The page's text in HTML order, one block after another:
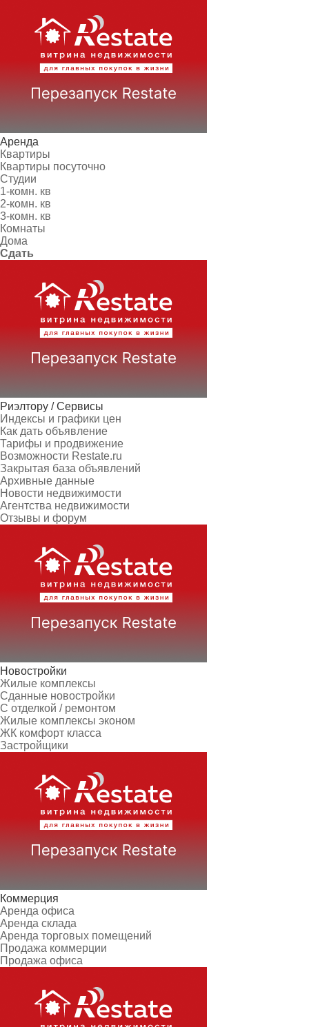
Аренда
Квартиры
Квартиры посуточно
Студии
1-комн. кв
2-комн. кв
3-комн. кв
Комнаты
Дома
Сдать
Риэлтору / Сервисы
Индексы и графики цен
Как дать объявление
Тарифы и продвижение
Возможности Restate.ru
Закрытая база объявлений
Архивные данные
Новости недвижимости
Агентства недвижимости
Отзывы и форум
Новостройки
Жилые комплексы
Сданные новостройки
С отделкой / ремонтом
Жилые комплексы эконом
ЖК комфорт класса
Застройщики
Коммерция
Аренда офиса
Аренда склада
Аренда торговых помещений
Продажа коммерции
Продажа офиса